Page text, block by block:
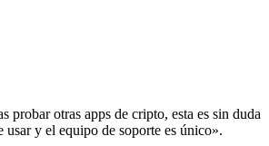
probar otras apps de cripto, esta es sin duda
y el equipo de soporte es único».